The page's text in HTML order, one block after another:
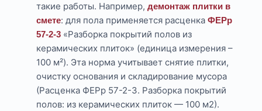
такие работы. Например,демонтаж плитки в
смете: для пола применяется расценкаФЕРр
57-2-3 «Разборка покрытий полов из
керамических плиток» (единица измерения –
100 м²). Эта норма учитывает снятие плитки,
очистку основания и складирование мусора
(Расценка ФЕРр 57-2-3. Разборка покрытий
полов: из керамических плиток — 100 м2).